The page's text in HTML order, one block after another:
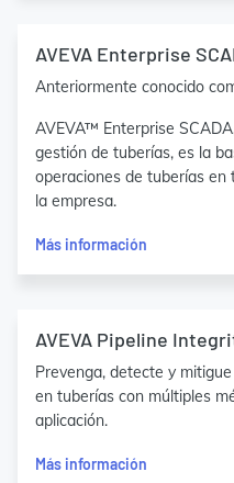
AVEVA Enterprise
Anteriormente conocido
AVEVA™ Enterprise
gestión de tuberías, es la
operaciones de tuberías
la empresa.
Más información
AVEVA Pipeline
Prevenga, detecte y
en tuberías con múltiples
aplicación.
Más información